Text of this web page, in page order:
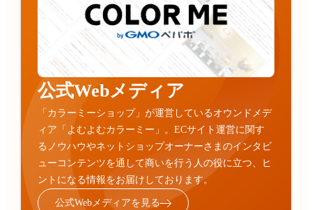
公式Webメディア
「カラーミーショップ」が運営しているオウンドメデ
ィア「よむよむカラーミー」。ECサイト運営に関す
るノウハウやネットショップオーナーさまのインタビ
ューコンテンツを通して商いを行う人の役に立つ、ヒ
ントになる情報をお届けしております。
公式Webメディアを見る